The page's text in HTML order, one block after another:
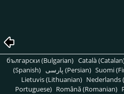
български (Bulgarian) Català
(Spanish)
پارسی (Persian) Suomi
Lietuvis (Lithuanian) Nederlands
Portuguese) Română (Romanian)